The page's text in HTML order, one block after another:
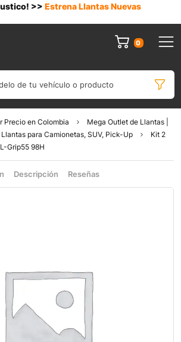
>> Estrena Llantas Nuevas
0
de tu vehículo o producto
Precio en Colombia
Mega Outlet de Llantas |
Llantas para Camionetas, SUV, Pick-Up
Kit 2
Grip55 98H
Descripción Reseñas